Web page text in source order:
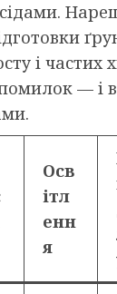
і частих
— і
Осв
ітл
енн
я